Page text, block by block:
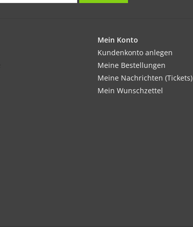
Mein Konto
Kundenkonto anlegen
Meine Bestellungen
Meine Nachrichten (Tickets)
Mein Wunschzettel